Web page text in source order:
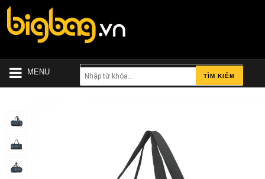
MENU TÌM KIẾM